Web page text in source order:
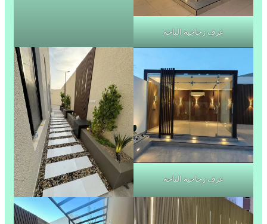
غرف زجاجية الباحة
غرف زجاجية الباحة